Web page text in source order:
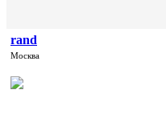
rand
Москва